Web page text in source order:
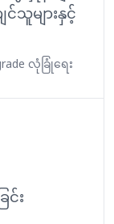
သူများနှင့်
လုံခြုံရေး
င်း